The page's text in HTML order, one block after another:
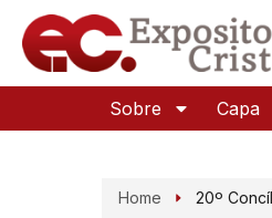
Sobre Capa
Home 20º